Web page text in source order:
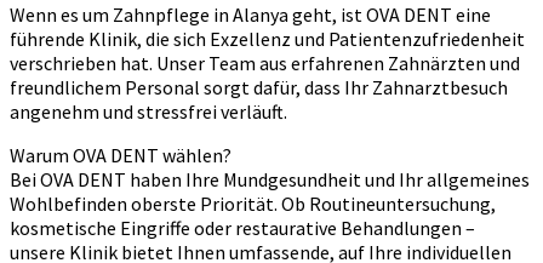
Wenn es um Zahnpflege in Alanya geht, ist OVA DENT eine
führende Klinik, die sich Exzellenz und Patientenzufriedenheit
verschrieben hat. Unser Team aus erfahrenen Zahnärzten und
freundlichem Personal sorgt dafür, dass Ihr Zahnarztbesuch
angenehm und stressfrei verläuft.
Warum OVA DENT wählen?
Bei OVA DENT haben Ihre Mundgesundheit und Ihr allgemeines
Wohlbefinden oberste Priorität. Ob Routineuntersuchung,
kosmetische Eingriffe oder restaurative Behandlungen –
unsere Klinik bietet Ihnen umfassende, auf Ihre individuellen